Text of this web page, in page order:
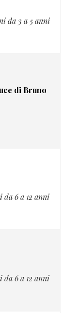
da 3 a 5 anni
di Bruno
6 a 12 anni
6 a 12 anni